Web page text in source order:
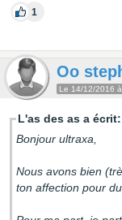
1
Oo
Le 14/12/2016
L'as des as a écrit:
Bonjour ultraxa,
Nous avons bien
ton affection pour du